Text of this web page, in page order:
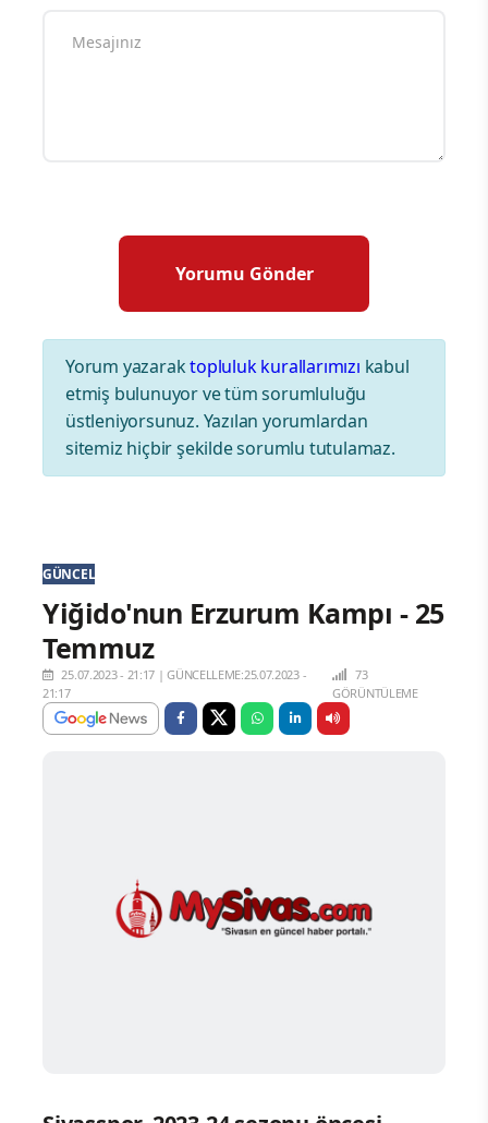
Yorum yazaraktopluluk kurallarımızı kabul
etmiş bulunuyor ve tüm sorumluluğu
üstleniyorsunuz. Yazılan yorumlardan
sitemiz hiçbir şekilde sorumlu tutulamaz.
GÜNCEL
Yiğido'nun Erzurum Kampı - 25
Temmuz
25.07.2023 - 21:17 |GÜNCELLEME:25.07.2023 -
21:17
73
GÖRÜNTÜLEME